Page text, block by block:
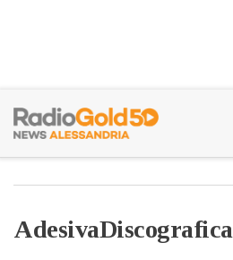
AdesivaDiscografica